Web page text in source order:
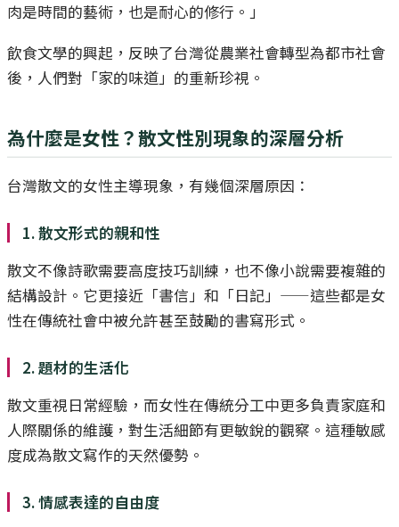
肉是時間的藝術，也是耐心的修行。」
飲食文學的興起，反映了台灣從農業社會轉型為都市社會
後，人們對「家的味道」的重新珍視。
為什麼是女性？散文性別現象的深層分析
台灣散文的女性主導現象，有幾個深層原因：
1. 散文形式的親和性
散文不像詩歌需要高度技巧訓練，也不像小說需要複雜的
結構設計。它更接近「書信」和「日記」——這些都是女
性在傳統社會中被允許甚至鼓勵的書寫形式。
2. 題材的生活化
散文重視日常經驗，而女性在傳統分工中更多負責家庭和
人際關係的維護，對生活細節有更敏銳的觀察。這種敏感
度成為散文寫作的天然優勢。
3. 情感表達的自由度